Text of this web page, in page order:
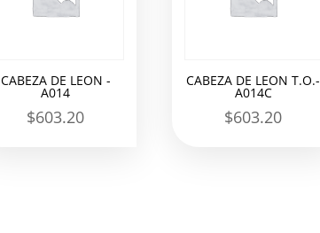
CABEZA DE LEON -
A014
$603.20
CABEZA DE LEON T.O.-
A014C
$603.20